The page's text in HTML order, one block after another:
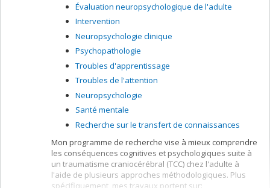
facteurs de risque et de résilience qui peuvent nous
aider à mieux comprendre la santé mentale en autisme
et ainsi nous aider à mieux intervenir. Je travaille
également au développement d’interventions adaptées
au style cognitif autistique et plus particulièrement au
développement de la pratique de la psychothérapie
auprès de cette population.
Évaluation neuropsychologique de l'adulte
Intervention
Neuropsychologie clinique
Psychopathologie
Troubles d'apprentissage
Troubles de l'attention
Neuropsychologie
Santé mentale
Recherche sur le transfert de connaissances
Mon programme de recherche vise à mieux comprendre
les conséquences cognitives et psychologiques suite à
un traumatisme craniocérébral (TCC) chez l'adulte à
l'aide de plusieurs approches méthodologiques. Plus
spécifiquement, mes travaux portent sur: